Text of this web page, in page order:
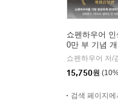
쇼펜하우어
0만 부 기념
15,750원
검색 페이지